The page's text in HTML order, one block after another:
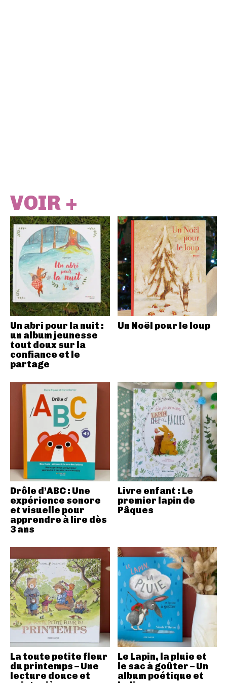
VOIR +
Un abri pour la nuit :
un album jeunesse
tout doux sur la
confiance et le
partage
Un Noël pour le loup
Drôle d’ABC : Une
expérience sonore
et visuelle pour
apprendre à lire dès
3 ans
Livre enfant : Le
premier lapin de
Pâques
La toute petite fleur
du printemps – Une
lecture douce et
Le Lapin, la pluie et
le sac à goûter – Un
album poétique et